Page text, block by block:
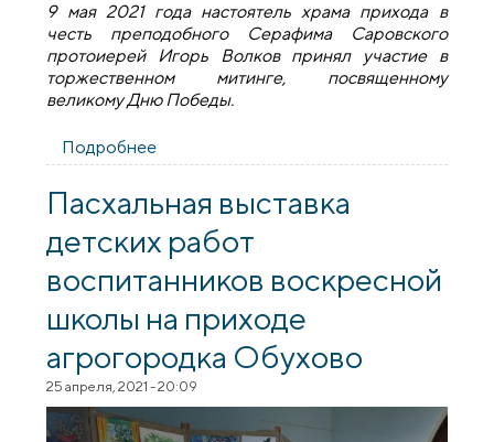
9 мая 2021 года настоятель храма прихода в
честь преподобного Серафима Саровского
протоиерей Игорь Волков принял участие в
торжественном митинге, посвященному
великому Дню Победы.
Подробнее
Обухово принял участие в митинге,
Пасхальная выставка
детских работ
воспитанников воскресной
школы на приходе
агрогородка Обухово
25 апреля, 2021 - 20:09